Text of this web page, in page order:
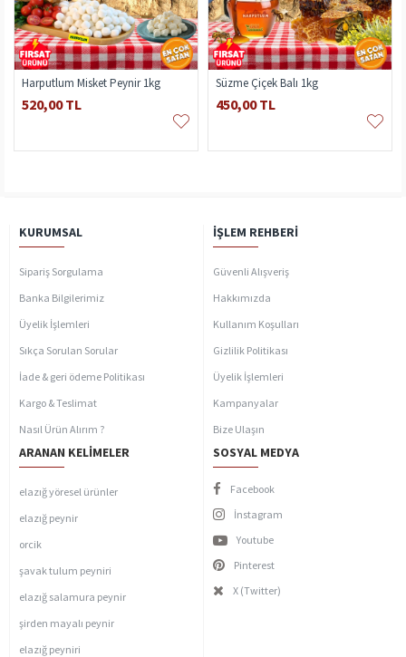
Harputlum Misket Peynir 1kg
520,00 TL
Süzme Çiçek Balı 1kg
450,00 TL
KURUMSAL
Sipariş Sorgulama
Banka Bilgilerimiz
Üyelik İşlemleri
Sıkça Sorulan Sorular
İade & geri ödeme Politikası
Kargo & Teslimat
Nasıl Ürün Alırım ?
İŞLEM REHBERI
Güvenli Alışveriş
Hakkımızda
Kullanım Koşulları
Gizlilik Politikası
Üyelik İşlemleri
Kampanyalar
Bize Ulaşın
ARANAN KELIMELER
elazığ yöresel ürünler
elazığ peynir
orcik
şavak tulum peyniri
elazığ salamura peynir
şirden mayalı peynir
elazığ peyniri
SOSYAL MEDYA
Facebook
İnstagram
Youtube
Pinterest
X (Twitter)